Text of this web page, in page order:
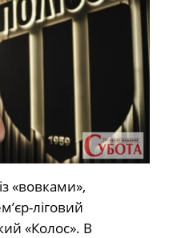
«вовками»,
ліговий
«Колос». В